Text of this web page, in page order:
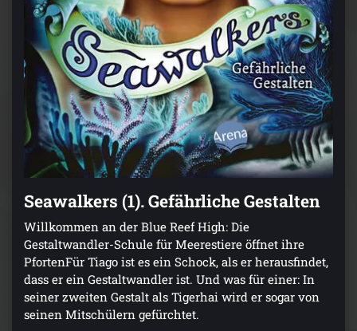
Seawalkers (1). Gefährliche Gestalten
Willkommen an der Blue Reef High: Die
Gestaltwandler-Schule für Meerestiere öffnet ihre
PfortenFür Tiago ist es ein Schock, als er herausfindet,
dass er ein Gestaltwandler ist. Und was für einer: In
seiner zweiten Gestalt als Tigerhai wird er sogar von
seinen Mitschülern gefürchtet.